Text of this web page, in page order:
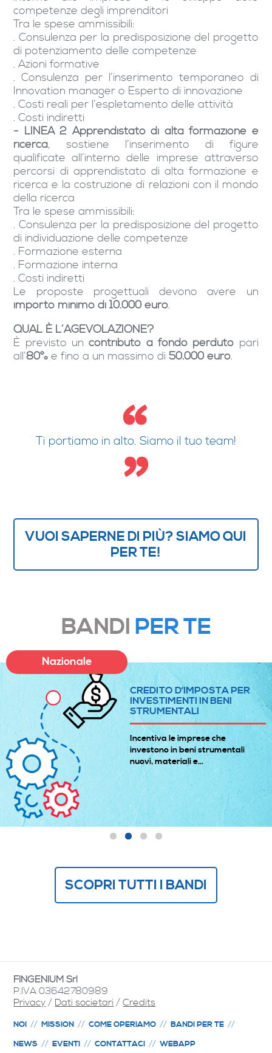
competenze degli imprenditori
Tra le spese ammissibili:
. Consulenza per la predisposizione del progetto
di potenziamento delle competenze
. Azioni formative
. Consulenza per l’inserimento temporaneo di
Innovation manager o Esperto di innovazione
. Costi reali per l’espletamento delle attività
. Costi indiretti
- LINEA 2 Apprendistato di alta formazione e
ricerca, sostiene l’inserimento di figure
qualificate all’interno delle imprese attraverso
percorsi di apprendistato di alta formazione e
ricerca e la costruzione di relazioni con il mondo
della ricerca
Tra le spese ammissibili:
. Consulenza per la predisposizione del progetto
di individuazione delle competenze
. Formazione esterna
. Formazione interna
. Costi indiretti
Le proposte progettuali devono avere un
importo minimo di 10.000 euro.
QUAL È L’AGEVOLAZIONE?
È previsto uncontributo a fondo perduto pari
all’80%e fino a un massimo di50.000 euro.
Ti portiamo in alto. Siamo il tuo team!
VUOI SAPERNE DI PIÙ? SIAMO QUI
PER TE!
BANDI PER TE
Nazionale
CREDITO D’IMPOSTA PER
INVESTIMENTI IN BENI
STRUMENTALI
Incentiva le imprese che
investono in beni strumentali
nuovi, materiali e...
SCOPRI TUTTI I BANDI
FINGENIUM Srl
P.IVA 03642780989
Privacy / Dati societari /Credits
NOI MISSION COME OPERIAMO
BANDI PER TE
NEWS
EVENTI CONTATTACI WEBAPP